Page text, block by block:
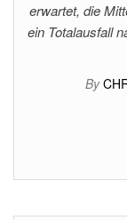
erwartet, die
ein Totalausfall
By